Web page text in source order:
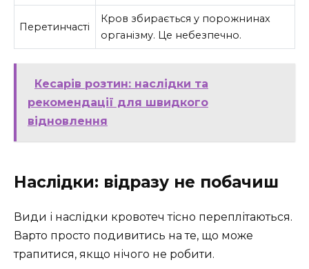
Перетинчасті
Кров збирається у порожнинах
організму. Це небезпечно.
Кесарів розтин: наслідки та
рекомендації для швидкого
відновлення
Наслідки: відразу не побачиш
Види і наслідки кровотеч тісно переплітаються.
Варто просто подивитись на те, що може
трапитися, якщо нічого не робити.